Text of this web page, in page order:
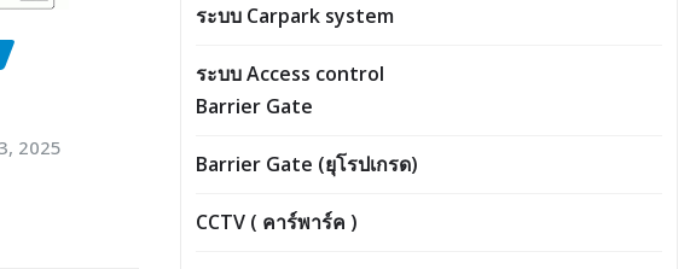
2025
ระบบ Carpark system
ระบบ Access control
Barrier Gate
Barrier Gate (ยุโรปเกรด)
CCTV ( คาร์พาร์ค )